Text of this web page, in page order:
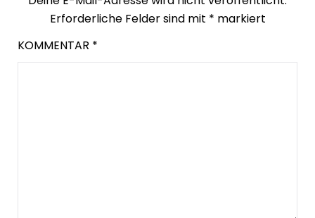
Erforderliche Felder sind mit * markiert
KOMMENTAR *